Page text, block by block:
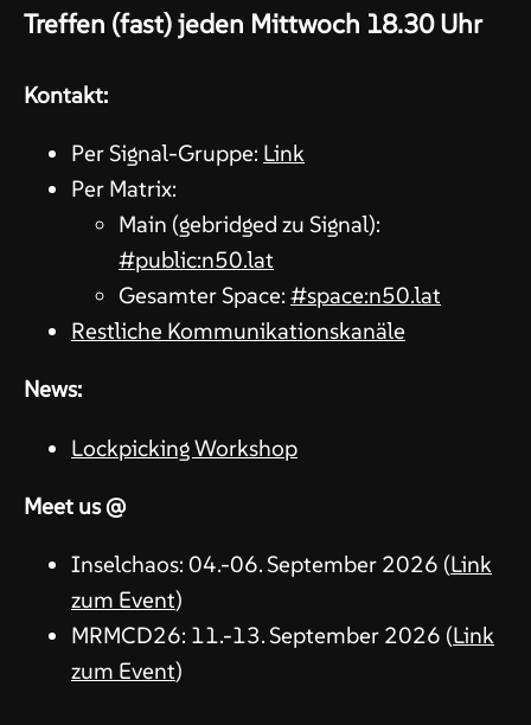
Treffen (fast) jeden Mittwoch 18.30 Uhr
Kontakt:
Per Signal-Gruppe: Link
Per Matrix:
Main (gebridged zu Signal):
#public:n50.lat
Gesamter Space: #space:n50.lat
Restliche Kommunikationskanäle
News:
Lockpicking Workshop
Meet us @
Inselchaos: 04.-06. September 2026 (Link
zum Event)
MRMCD26: 11.-13. September 2026 (Link
zum Event)